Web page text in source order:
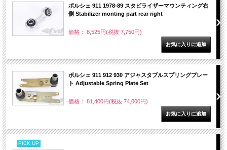
ポルシェ 911 1978-89 スタビライザーマウンティング右
側 Stabilizer monting part rear right
価格： 8,525円(税抜 7,750円)
ポルシェ 911 912 930 アジャスタブルスプリングプレー
ト Adjustable Spring Plate Set
価格： 81,400円(税抜 74,000円)
PICK UP